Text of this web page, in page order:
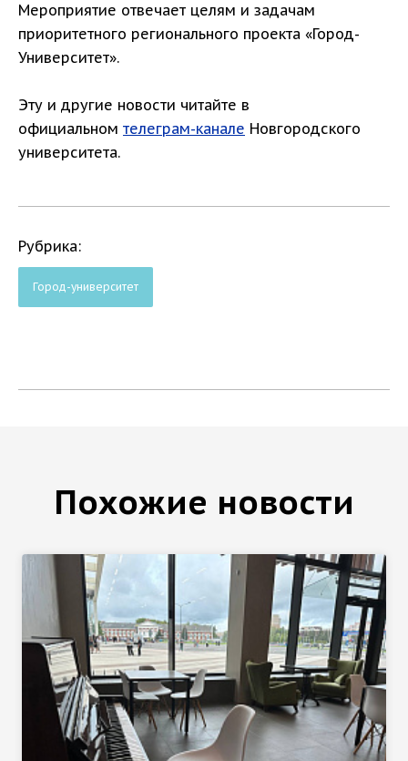
Мероприятие отвечает целям и задачам
приоритетного регионального проекта «Город-
Университет».
Эту и другие новости читайте в
официальном телеграм-канале Новгородского
университета.
Рубрика:
Город-университет
Похожие новости